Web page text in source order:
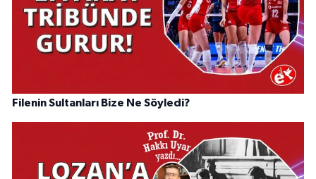
Filenin Sultanları Bize Ne Söyledi?